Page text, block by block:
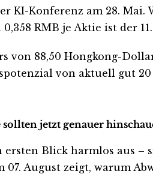
KI-Konferenz am 28.
RMB je Aktie ist der
von 88,50 Hongkong-
von aktuell gut 20
jetzt genauer
Blick harmlos aus
August zeigt, warum